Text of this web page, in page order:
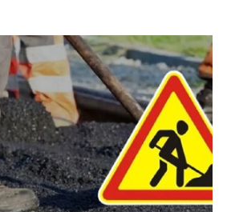
трьох бійців закарпатського
один у важкому стані (відео)
спотворенням архітектурного
бізнесменами (відео)